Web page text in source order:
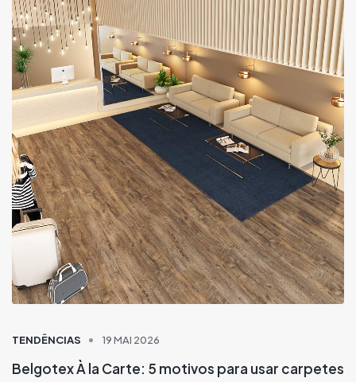
TENDÊNCIAS 19 MAI 2026
Belgotex À la Carte: 5 motivos para usar carpetes